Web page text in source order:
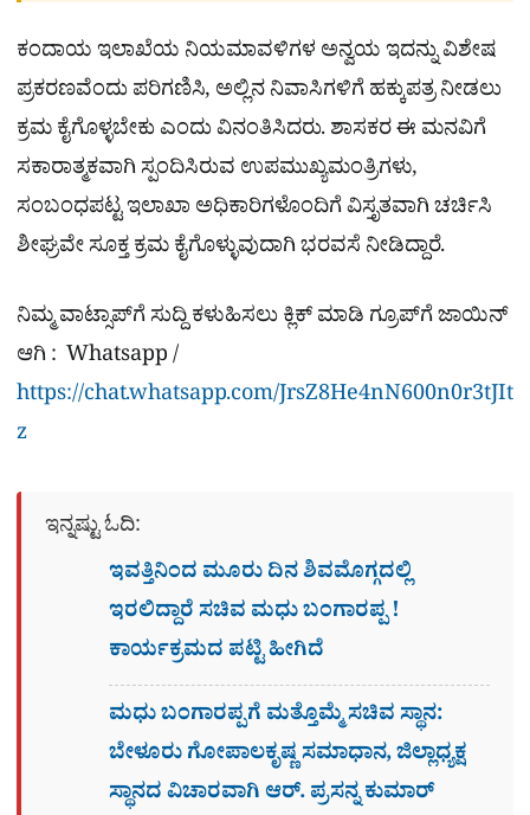
ಕಂದಾಯ ಇಲಾಖೆಯ ನಿಯಮಾವಳಿಗಳ ಅನ್ವಯ ಇದನ್ನು ವಿಶೇಷ
ಪ್ರಕರಣವೆಂದು ಪರಿಗಣಿಸಿ, ಅಲ್ಲಿನ ನಿವಾಸಿಗಳಿಗೆ ಹಕ್ಕುಪತ್ರ ನೀಡಲು
ಕ್ರಮ ಕೈಗೊಳ್ಳಬೇಕು ಎಂದು ವಿನಂತಿಸಿದರು. ಶಾಸಕರ ಈ ಮನವಿಗೆ
ಸಕಾರಾತ್ಮಕವಾಗಿ ಸ್ಪಂದಿಸಿರುವ ಉಪಮುಖ್ಯಮಂತ್ರಿಗಳು,
ಸಂಬಂಧಪಟ್ಟ ಇಲಾಖಾ ಅಧಿಕಾರಿಗಳೊಂದಿಗೆ ವಿಸ್ತೃತವಾಗಿ ಚರ್ಚಿಸಿ
ಶೀಘ್ರವೇ ಸೂಕ್ತ ಕ್ರಮ ಕೈಗೊಳ್ಳುವುದಾಗಿ ಭರವಸೆ ನೀಡಿದ್ದಾರೆ.
ನಿಮ್ಮ ವಾಟ್ಸಾಪ್​ಗೆ ಸುದ್ದಿ ಕಳುಹಿಸಲು ಕ್ಲಿಕ್​ ಮಾಡಿ ಗ್ರೂಪ್​ಗೆ ಜಾಯಿನ್
ಆಗಿ : Whatsapp /
https://chat.whatsapp.com/JrsZ8He4nN600n0r3tJIt
z
ಇನ್ನಷ್ಟು ಓದಿ:
ಇವತ್ತಿನಿಂದ ಮೂರು ದಿನ ಶಿವಮೊಗ್ಗದಲ್ಲಿ
ಇರಲಿದ್ದಾರೆ ಸಚಿವ ಮಧು ಬಂಗಾರಪ್ಪ !
ಕಾರ್ಯಕ್ರಮದ ಪಟ್ಟಿ ಹೀಗಿದೆ
ಮಧು ಬಂಗಾರಪ್ಪಗೆ ಮತ್ತೊಮ್ಮೆ ಸಚಿವ ಸ್ಥಾನ:
ಬೇಳೂರು ಗೋಪಾಲಕೃಷ್ಣ ಸಮಾಧಾನ, ಜಿಲ್ಲಾಧ್ಯಕ್ಷ
ಸ್ಥಾನದ ವಿಚಾರವಾಗಿ ಆರ್. ಪ್ರಸನ್ನ ಕುಮಾರ್